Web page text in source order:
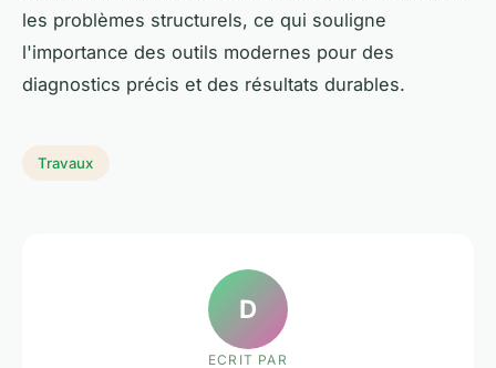
les problèmes structurels, ce qui souligne
l'importance des outils modernes pour des
diagnostics précis et des résultats durables.
Travaux
D
ECRIT PAR